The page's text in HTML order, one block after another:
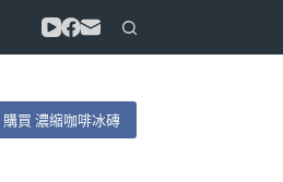
購買 濃縮咖啡冰磚